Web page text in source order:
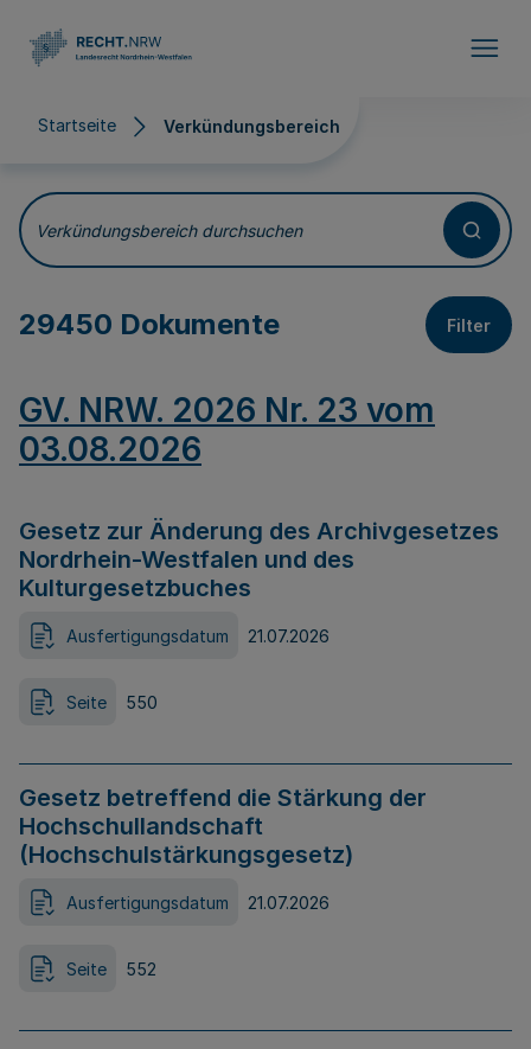
Startseite Verkündungsbereich
Verkündungsbereich
Verkündungsbereich durchsuchen
29450 Dokumente Filter
GV. NRW. 2026 Nr. 23 vom
03.08.2026
Gesetz zur Änderung des Archivgesetzes
Nordrhein-Westfalen und des
Kulturgesetzbuches
Ausfertigungsdatum 21.07.2026
Seite 550
Gesetz betreffend die Stärkung der
Hochschullandschaft
(Hochschulstärkungsgesetz)
Ausfertigungsdatum 21.07.2026
Seite 552